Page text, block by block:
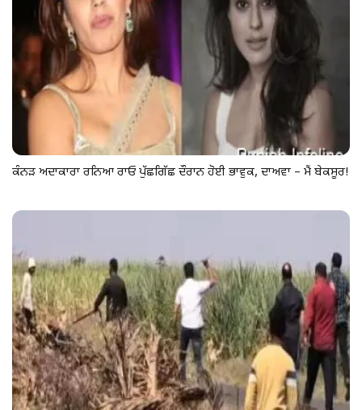
ਕੰਨੜ ਅਦਾਕਾਰਾ ਰਨਿਆ ਰਾਓ ਪੁੱਛਗਿੱਛ ਦੌਰਾਨ ਹੋਈ ਭਾਵੁਕ, ਦਾਅਵਾ – ਮੈਂ ਬੇਕਸੂਰ!